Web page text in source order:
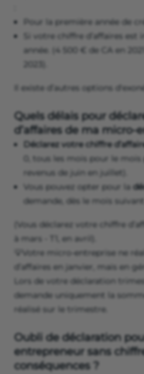
Pour la première année de
Si votre chiffre d’affaires
année. (4 500 € de CA en
Il existe d’autres options
Quels délais pour
d’affaires de ma micro-
Déclarez votre chiffre
0, tous les mois pour le
revenus de juin en juillet).
Vous pouvez opter pour la
demande, dès le mois
(Vous déclarez votre chiffre
à mars - T1, en avril).
💡Votre micro-entreprise ne
d’affaires en janvier, mais en
Lors de votre déclaration
demande uniquement la
réalisé sur le trimestre.
Oubli de déclaration
entrepreneur sans
conséquences ?